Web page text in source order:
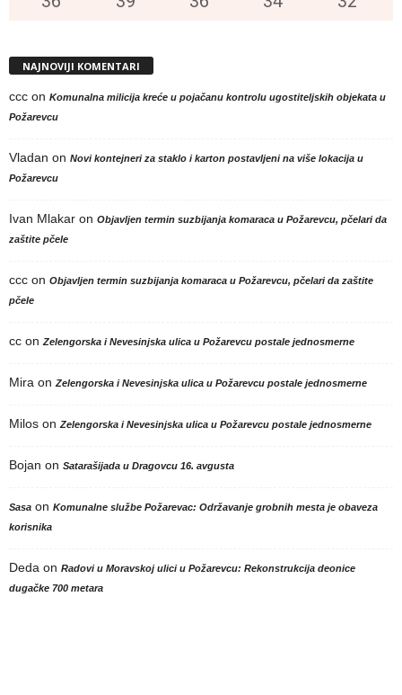
NAJNOVIJI KOMENTARI
ccc on Komunalna milicija kreće u pojačanu kontrolu ugostiteljskih objekata u
Požarevcu
Vladan on Novi kontejneri za staklo i karton postavljeni na više lokacija u
Požarevcu
Ivan Mlakar on Objavljen termin suzbijanja komaraca u Požarevcu, pčelari da
zaštite pčele
ccc on Objavljen termin suzbijanja komaraca u Požarevcu, pčelari da zaštite
pčele
cc on Zelengorska i Nevesinjska ulica u Požarevcu postale jednosmerne
Mira on Zelengorska i Nevesinjska ulica u Požarevcu postale jednosmerne
Milos on Zelengorska i Nevesinjska ulica u Požarevcu postale jednosmerne
Bojan on Satarašijada u Dragovcu 16. avgusta
Sasa on Komunalne službe Požarevac: Održavanje grobnih mesta je obaveza
korisnika
Deda on Radovi u Moravskoj ulici u Požarevcu: Rekonstrukcija deonice
dugačke 700 metara